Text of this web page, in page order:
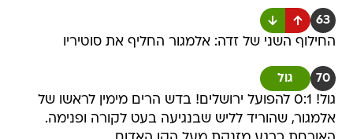
63
החילוף השני של זדה: אלמגור החליף את סוטיריו
70 גול
גול! 0:1 להפועל ירושלים! בדש הרים מימין לראשו של
אלמגור, שהוריד לליש שבנגיעה בעט לקורה ופנימה.